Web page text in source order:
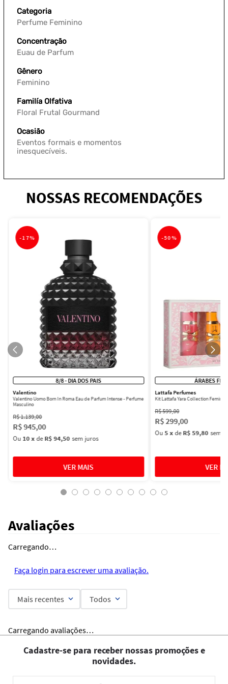
Categoria
Perfume Feminino
Concentração
Euau de Parfum
Gênero
Feminino
Familía Olfativa
Floral Frutal Gourmand
Ocasião
Eventos formais e momentos
inesquecíveis.
NOSSAS RECOMENDAÇÕES
-17%
8/8 - DIA DOS PAIS
Valentino
Valentino Uomo Born In Roma Eau de Parfum Intense - Perfume
Masculino
R$1.139,00
R$945,00
Ou 10xdeR$ 94,50 sem juros
-50%
ÁRABES
Lattafa Perfumes
Kit Lattafa Yara Collection
R$599,00
R$299,00
Ou5xdeR$ 59,80 sem
Avaliações
Carregando…
Faça login para escrever uma avaliação.
Mais recentes Todos
Carregando avaliações…
Cadastre-se para receber nossas promoções e
novidades.